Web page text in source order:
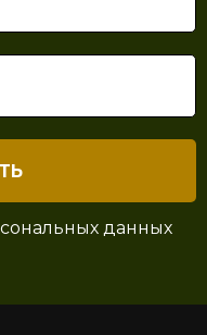
данных